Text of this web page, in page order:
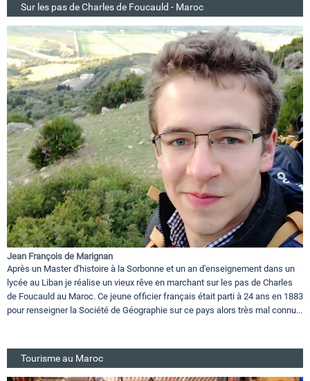
Sur les pas de Charles de Foucauld - Maroc
Jean François de Marignan
Après un Master d'histoire à la Sorbonne et un an d'enseignement dans un
lycée au Liban je réalise un vieux rêve en marchant sur les pas de Charles
de Foucauld au Maroc. Ce jeune officier français était parti à 24 ans en 1883
pour renseigner la Société de Géographie sur ce pays alors très mal connu...
Tourisme au Maroc